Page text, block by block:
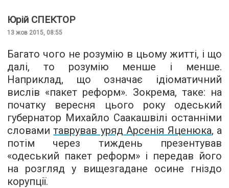
Юрій СПЕКТОР
13 жов 2015, 08:55
Багато чого не розумію в цьому житті, і що
далі, то розумію менше і менше.
Наприклад, що означає ідіоматичний
вислів «пакет реформ». Зокрема, таке: на
початку вересня цього року одеський
губернатор Михайло Саакашвілі останніми
словамитаврував уряд Арсенія Яценюка, а
потім через тиждень презентував
«одеський пакет реформ» і передав його
на розгляд у вищезгадане осине гніздо
корупції.